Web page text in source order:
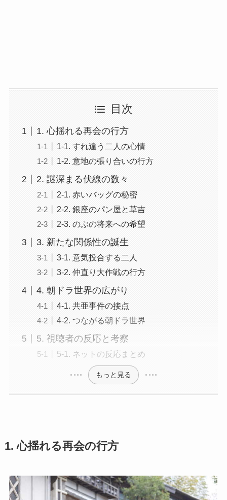
目次
1. 心揺れる再会の行方
1-1. すれ違う二人の心情
1-2. 意地の張り合いの行方
2. 謎深まる伏線の数々
2-1. 赤いバッグの秘密
2-2. 銀座のパン屋と草吉
2-3. のぶの将来への希望
3. 新たな関係性の誕生
3-1. 意気投合する二人
3-2. 仲直り大作戦の行方
4. 朝ドラ世界の広がり
4-1. 共亜事件の接点
4-2. つながる朝ドラ世界
5. 視聴者の反応と考察
5-1. ネットの反応まとめ
もっと見る
1. 心揺れる再会の行方